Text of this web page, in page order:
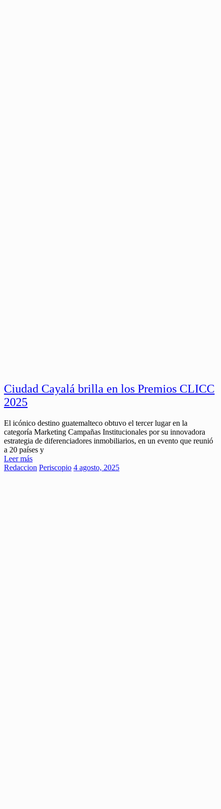
Ciudad Cayalá brilla en los Premios CLICC
2025
El icónico destino guatemalteco obtuvo el tercer lugar en la
categoría Marketing Campañas Institucionales por su innovadora
estrategia de diferenciadores inmobiliarios, en un evento que reunió
a 20 países y
Leer más
Redaccion Periscopio 4 agosto, 2025